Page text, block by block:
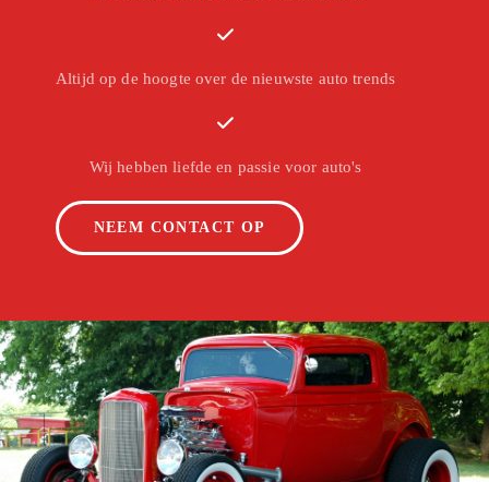
Altijd op de hoogte over de nieuwste auto trends
Wij hebben liefde en passie voor auto's
NEEM CONTACT OP